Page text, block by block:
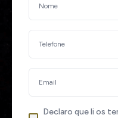
Declaro que li os